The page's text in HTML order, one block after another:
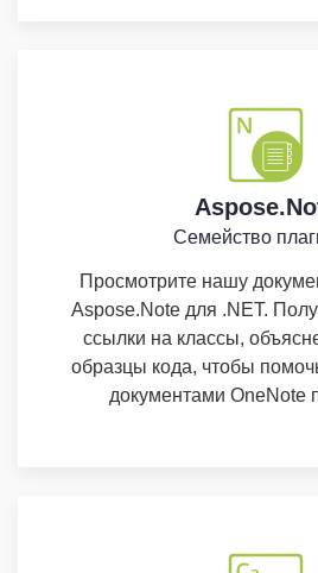
Семейство
Просмотрите нашу
Aspose.Note для .NET.
ссылки на классы,
образцы кода, чтобы
документами OneNote